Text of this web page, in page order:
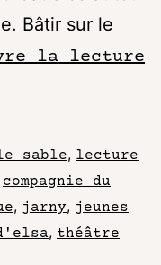
Bâtir sur le
la lecture
sable, lecture
compagnie du
, jarny, jeunes
, théâtre